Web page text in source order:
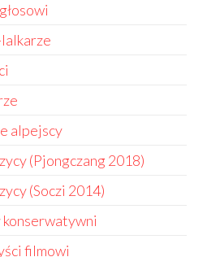
alpejscy
(Pjongczang 2018)
(Soczi 2014)
filmowi